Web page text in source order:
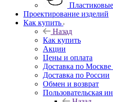
Проектирование изделий
Как купить
Назад
Как купить
Акции
Цены и оплата
Доставка по Москве
Доставка по России
Обмен и возврат
Пользовательская